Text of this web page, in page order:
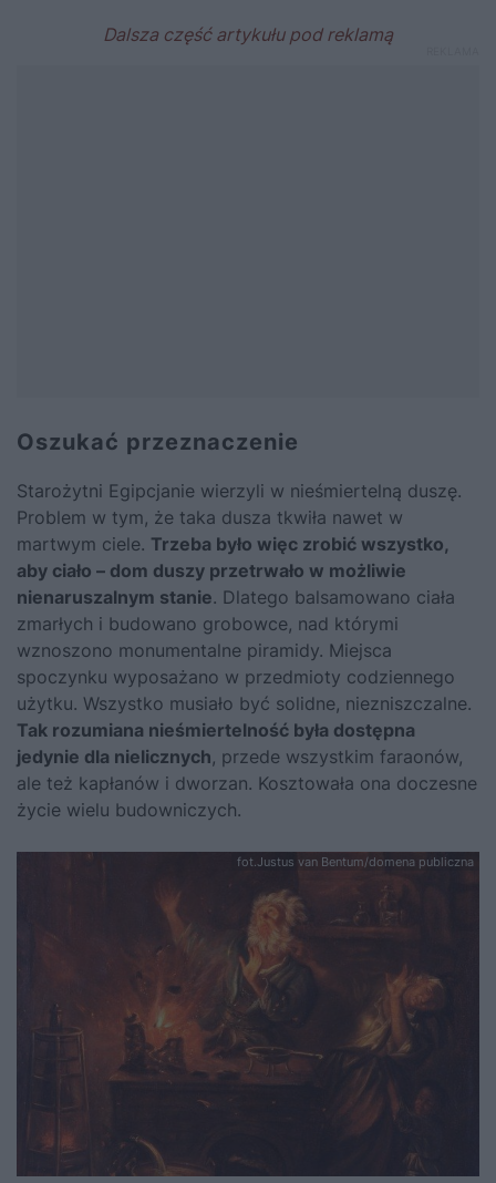
Oszukać przeznaczenie
Starożytni Egipcjanie wierzyli w nieśmiertelną duszę.
Problem w tym, że taka dusza tkwiła nawet w
martwym ciele. Trzeba było więc zrobić wszystko,
aby ciało – dom duszy przetrwało w możliwie
nienaruszalnym stanie. Dlatego balsamowano ciała
zmarłych i budowano grobowce, nad którymi
wznoszono monumentalne piramidy. Miejsca
spoczynku wyposażano w przedmioty codziennego
użytku. Wszystko musiało być solidne, niezniszczalne.
Tak rozumiana nieśmiertelność była dostępna
jedynie dla nielicznych, przede wszystkim faraonów,
ale też kapłanów i dworzan. Kosztowała ona doczesne
życie wielu budowniczych.
fot.Justus van Bentum/domena publiczna